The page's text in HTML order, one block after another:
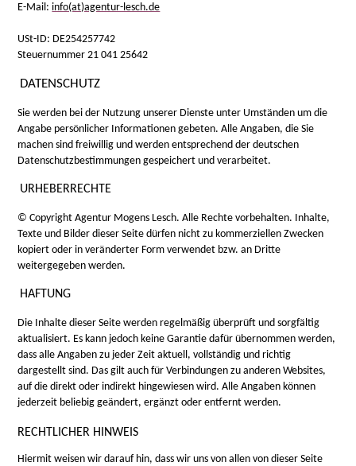
E-Mail: info(at)agentur-lesch.de
USt-ID: DE254257742
Steuernummer 21 041 25642
DATENSCHUTZ
Sie werden bei der Nutzung unserer Dienste unter Umständen um die
Angabe persönlicher Informationen gebeten. Alle Angaben, die Sie
machen sind freiwillig und werden entsprechend der deutschen
Datenschutzbestimmungen gespeichert und verarbeitet.
URHEBERRECHTE
© Copyright Agentur Mogens Lesch. Alle Rechte vorbehalten. Inhalte,
Texte und Bilder dieser Seite dürfen nicht zu kommerziellen Zwecken
kopiert oder in veränderter Form verwendet bzw. an Dritte
weitergegeben werden.
HAFTUNG
Die Inhalte dieser Seite werden regelmäßig überprüft und sorgfältig
aktualisiert. Es kann jedoch keine Garantie dafür übernommen werden,
dass alle Angaben zu jeder Zeit aktuell, vollständig und richtig
dargestellt sind. Das gilt auch für Verbindungen zu anderen Websites,
auf die direkt oder indirekt hingewiesen wird. Alle Angaben können
jederzeit beliebig geändert, ergänzt oder entfernt werden.
RECHTLICHER HINWEIS
Hiermit weisen wir darauf hin, dass wir uns von allen von dieser Seite